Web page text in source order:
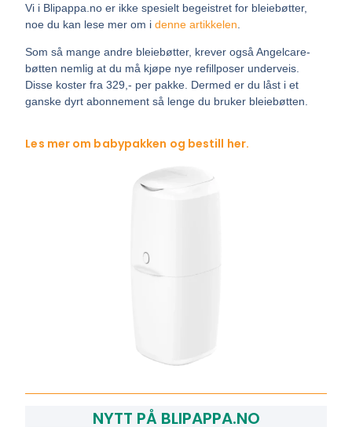
Vi i Blipappa.no er ikke spesielt begeistret for bleiebøtter,
noe du kan lese mer om idenne artikkelen
Som så mange andre bleiebøtter, krever også Angelcare-
bøtten nemlig at du må kjøpe nye refillposer underveis.
Disse koster fra 329,- per pakke. Dermed er du låst i et
ganske dyrt abonnement så lenge du bruker bleiebøtten.
Les mer om babypakken og bestill her.
NYTT PÅ BLIPAPPA.NO